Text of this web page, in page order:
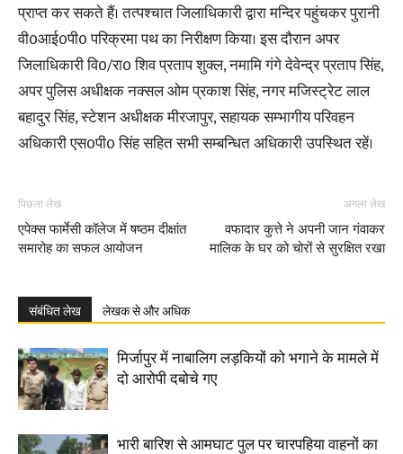
प्राप्त कर सकते हैं। तत्पश्चात जिलाधिकारी द्वारा मन्दिर पहुंचकर पुरानी
वी0आई0पी0 परिक्रमा पथ का निरीक्षण किया। इस दौरान अपर
जिलाधिकारी वि0/रा0 शिव प्रताप शुक्ल, नमामि गंगे देवेन्द्र प्रताप सिंह,
अपर पुलिस अधीक्षक नक्सल ओम प्रकाश सिंह, नगर मजिस्ट्रेट लाल
बहादुर सिंह, स्टेशन अधीक्षक मीरजापुर, सहायक सम्भागीय परिवहन
अधिकारी एस0पी0 सिंह सहित सभी सम्बन्धित अधिकारी उपस्थित रहें।
पिछला लेख
एपेक्स फार्मेसी कॉलेज में षष्ठम दीक्षांत
समारोह का सफल आयोजन
अगला लेख
वफादार कुत्ते ने अपनी जान गंवाकर
मालिक के घर को चोरों से सुरक्षित रखा
संबंधित लेख लेखक से और अधिक
मिर्जापुर में नाबालिग लड़कियों को भगाने के मामले में
दो आरोपी दबोचे गए
भारी बारिश से आमघाट पुल पर चारपहिया वाहनों का